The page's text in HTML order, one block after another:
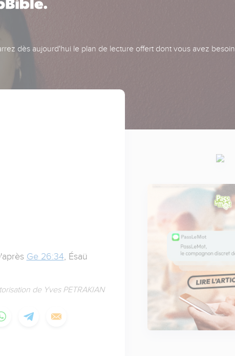
dès aujourd'hui le plan de lecture offert dont vous avez besoin.
Ge 26:34 , Ésaü
de Yves PETRAKIAN